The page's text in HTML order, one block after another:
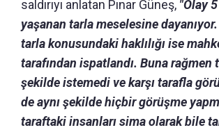
saldırıyı anlatan Pınar Güneş, "Olay
yaşanan tarla meselesine dayanıyor.
tarla konusundaki haklılığı ise
tarafından ispatlandı. Buna rağmen
şekilde istemedi ve karşı tarafla
de aynı şekilde hiçbir görüşme
taraftaki insanları sima olarak bile